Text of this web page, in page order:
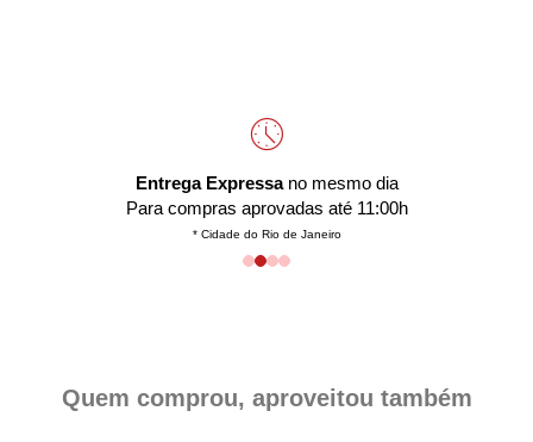
Entrega Expressano mesmo dia
Para compras aprovadas até 11:00h
* Cidade do Rio de Janeiro
Quem comprou, aproveitou também